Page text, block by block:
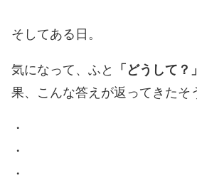
そしてある日。
気になって、ふと 「どうして？」
果、こんな答えが返ってきたそ
・
・
・